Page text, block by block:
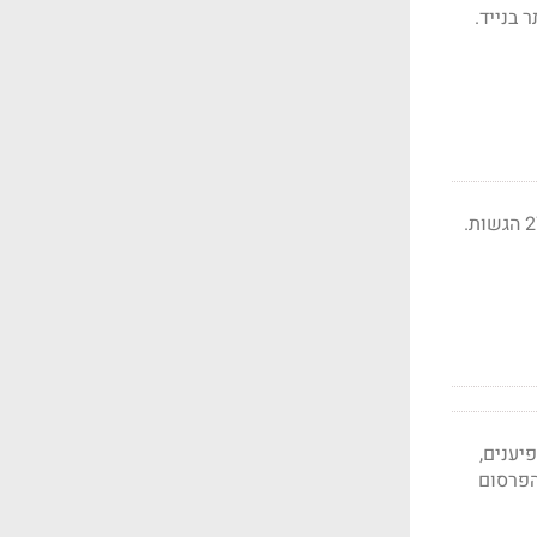
בנייד.
השוק הישראלי הגיש 161 עבודות לתחרות השנה. הקטגוריה המובילה בישראל היא המדיה עם 27 הגשות.